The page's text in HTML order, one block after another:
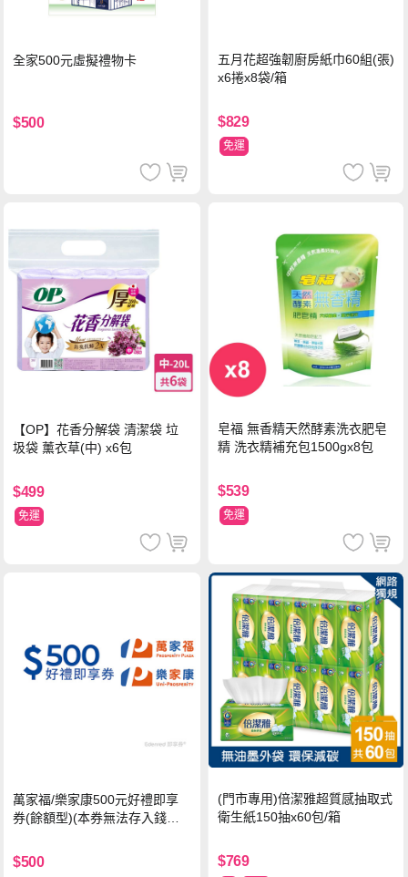
全家500元虛擬禮物卡
$500
五月花超強韌廚房紙巾60組(張)
x6捲x8袋/箱
$829
免運
【OP】花香分解袋 清潔袋 垃
圾袋 薰衣草(中) x6包
$499
免運
皂福 無香精天然酵素洗衣肥皂
精 洗衣精補充包1500gx8包
$539
免運
萬家福/樂家康500元好禮即享
券(餘額型)(本券無法存入錢包
$500
(門市專用)倍潔雅超質感抽取式
衛生紙150抽x60包/箱
$769